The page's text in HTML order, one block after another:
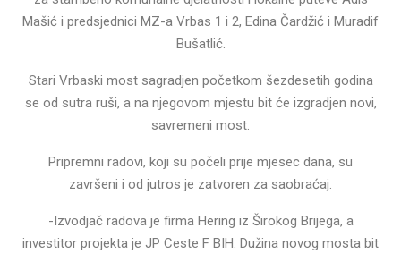
Mašić i predsjednici MZ-a Vrbas 1 i 2, Edina Čardžić i Muradif
Bušatlić.
Stari Vrbaski most sagradjen početkom šezdesetih godina
se od sutra ruši, a na njegovom mjestu bit će izgradjen novi,
savremeni most.
Pripremni radovi, koji su počeli prije mjesec dana, su
završeni i od jutros je zatvoren za saobraćaj.
-Izvodjač radova je firma Hering iz Širokog Brijega, a
investitor projekta je JP Ceste F BIH. Dužina novog mosta bit